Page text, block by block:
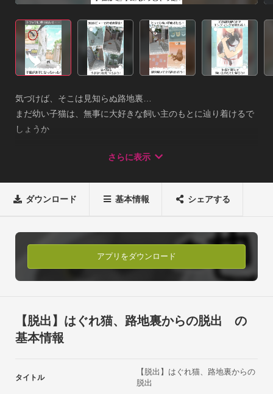
気づけば、そこは見知らぬ路地裏…
まだ幼い子猫は、無事に大好きな飼い主のもとに辿り着けるで
しょうか
選んだ道は飼い主のもとへと続く道なのか…
ム！
★360度ビュー路地裏探索型、謎解き脱出ゲーム★
『はぐれ猫、路地裏からの脱出』
【ゲーム概要】
手探りで路地裏を探索して、飼い主のもとに帰る方法を探しま
しょう。
路地裏には行く手を阻む『邪魔者』や『不思議な謎』がたくさ
知恵をしぼってひとつひとう解決していきましょう。
あなたの選んだ謎と行動によって、結末が変化していきます。
さらに表示
ダウンロード 基本情報 シェアする
アプリをダウンロード
【脱出】はぐれ猫、路地裏からの脱出 の
基本情報
タイトル
【脱出】はぐれ猫、路地裏からの
脱出